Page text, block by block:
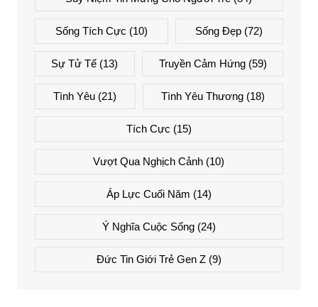
Sống Tích Cực (10) Sống Đẹp (72)
Sự Tử Tế (13) Truyền Cảm Hứng(59)
Tình Yêu (21) Tình Yêu Thương(18)
Tích Cực (15)
Vượt Qua Nghịch Cảnh (10)
Áp Lực Cuối Năm (14)
Ý Nghĩa Cuộc Sống(24)
Đức Tin Giới Trẻ Gen Z(9)